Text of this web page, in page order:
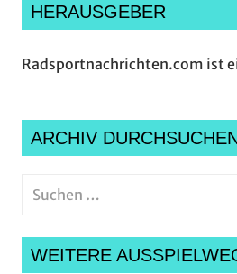
HERAUSGEBER
Radsportnachrichten.com ist
ARCHIV
Suchen
WEITERE